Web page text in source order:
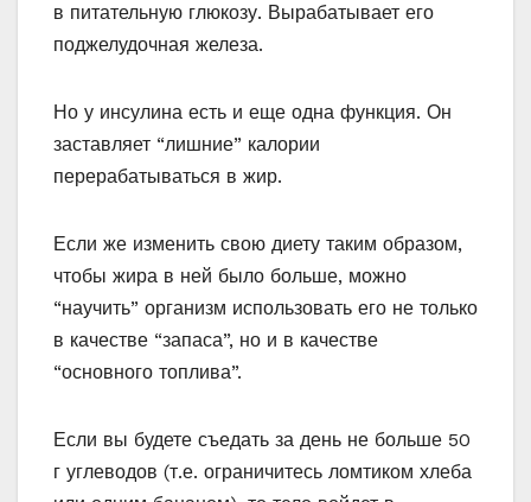
в питательную глюкозу. Вырабатывает его
поджелудочная железа.
Но у инсулина есть и еще одна функция. Он
заставляет “лишние” калории
перерабатываться в жир.
Если же изменить свою диету таким образом,
чтобы жира в ней было больше, можно
“научить” организм использовать его не только
в качестве “запаса”, но и в качестве
“основного топлива”.
Если вы будете съедать за день не больше 50
г углеводов (т.е. ограничитесь ломтиком хлеба